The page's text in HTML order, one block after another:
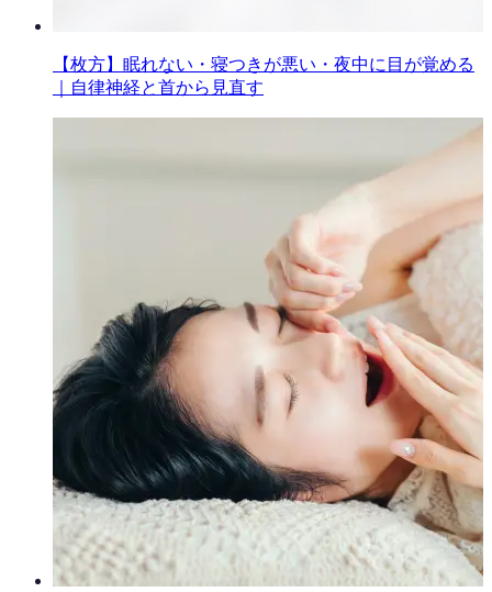
【枚方】眠れない・寝つきが悪い・夜中に目が覚める
｜自律神経と首から見直す